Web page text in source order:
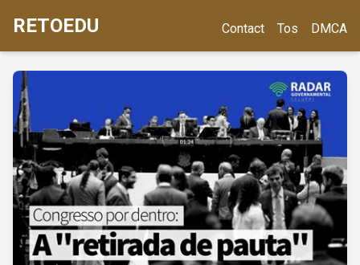
RETOEDU Contact Tos DMCA